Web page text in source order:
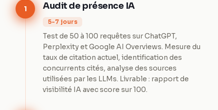
1 Audit de présence IA
5-7 jours
Test de 50 à 100 requêtes sur ChatGPT,
Perplexity et Google AI Overviews. Mesure du
taux de citation actuel, identification des
concurrents cités, analyse des sources
utilisées par les LLMs. Livrable : rapport de
visibilité IA avec score sur 100.